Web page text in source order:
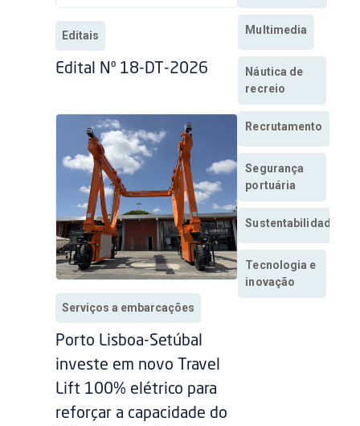
Editais
Edital Nº 18-DT-2026
Serviços a embarcações
Porto Lisboa-Setúbal
investe em novo Travel
Lift 100% elétrico para
reforçar a capacidade do
Multimedia
Náutica de
recreio
Recrutamento
Segurança
portuária
Sustentabilidade
Tecnologia e
inovação